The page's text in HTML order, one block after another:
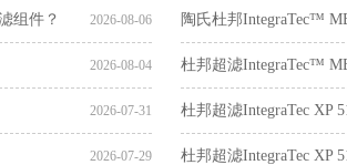
2026-08-06
组件？ 陶氏杜邦IntegraTec™
2026-08-04 杜邦超滤IntegraTec™
2026-07-31 杜邦超滤IntegraTec XP
2026-07-29 杜邦超滤IntegraTec XP